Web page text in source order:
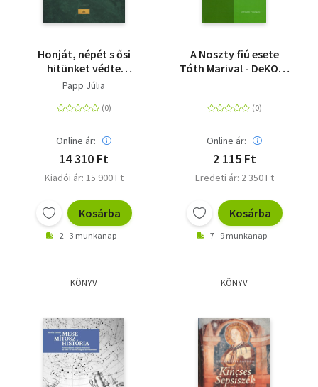
Honját, népét s ősi
hitünket védte
királyunk - A mohácsi
19. századi
Papp Júlia
Online ár:
14 310 Ft
Kiadói ár: 15 900 Ft
Kosárba
2 - 3 munkanap
A Noszty fiú esete
Tóth Marival - DeKON-
Online ár:
2 115 Ft
Eredeti ár: 2 350 Ft
Kosárba
7 - 9 munkanap
KÖNYV KÖNYV